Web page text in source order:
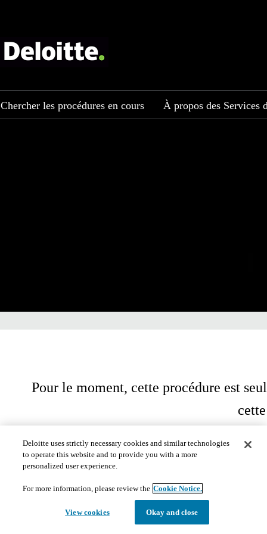
Chercher les procédures en cours À propos des Services
Pour le moment, cette procédure est
​​© 2020. Consultez lesconditions d'utilisationpour obtenir plus de
Deloitte uses strictly necessary cookies and similar technologies
to operate this website and to provide you with a more
personalized user experience.
For more information, please review the Cookie Notice.
View cookies Okay and close